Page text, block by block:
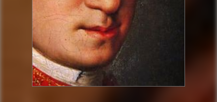
ДОВІДКА